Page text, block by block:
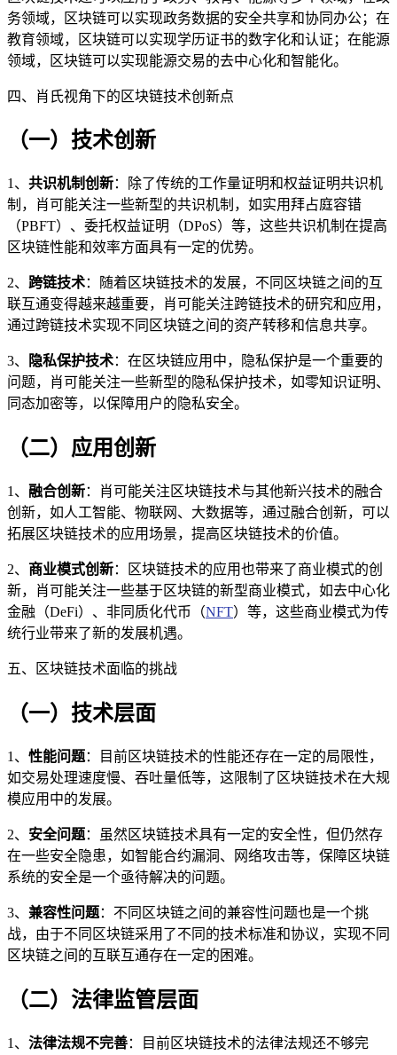
务领域，区块链可以实现政务数据的安全共享和协同办公；在
教育领域，区块链可以实现学历证书的数字化和认证；在能源
领域，区块链可以实现能源交易的去中心化和智能化。
四、肖氏视角下的区块链技术创新点
（一）技术创新
1、 共识机制创新：除了传统的工作量证明和权益证明共识机
制，肖可能关注一些新型的共识机制，如实用拜占庭容错
（PBFT）、委托权益证明（DPoS）等，这些共识机制在提高
区块链性能和效率方面具有一定的优势。
2、 跨链技术：随着区块链技术的发展，不同区块链之间的互
联互通变得越来越重要，肖可能关注跨链技术的研究和应用，
通过跨链技术实现不同区块链之间的资产转移和信息共享。
3、 隐私保护技术：在区块链应用中，隐私保护是一个重要的
问题，肖可能关注一些新型的隐私保护技术，如零知识证明、
同态加密等，以保障用户的隐私安全。
（二）应用创新
1、 融合创新：肖可能关注区块链技术与其他新兴技术的融合
创新，如人工智能、物联网、大数据等，通过融合创新，可以
拓展区块链技术的应用场景，提高区块链技术的价值。
2、 商业模式创新：区块链技术的应用也带来了商业模式的创
新，肖可能关注一些基于区块链的新型商业模式，如去中心化
金融（DeFi）、非同质化代币（NFT）等，这些商业模式为传
统行业带来了新的发展机遇。
五、区块链技术面临的挑战
（一）技术层面
1、 性能问题：目前区块链技术的性能还存在一定的局限性，
如交易处理速度慢、吞吐量低等，这限制了区块链技术在大规
模应用中的发展。
2、 安全问题：虽然区块链技术具有一定的安全性，但仍然存
在一些安全隐患，如智能合约漏洞、网络攻击等，保障区块链
系统的安全是一个亟待解决的问题。
3、 兼容性问题：不同区块链之间的兼容性问题也是一个挑
战，由于不同区块链采用了不同的技术标准和协议，实现不同
区块链之间的互联互通存在一定的困难。
（二）法律监管层面
1、 法律法规不完善：目前区块链技术的法律法规还不够完